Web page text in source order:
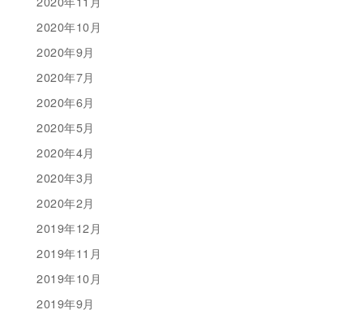
2020年10月
2020年9月
2020年7月
2020年6月
2020年5月
2020年4月
2020年3月
2020年2月
2019年12月
2019年11月
2019年10月
2019年9月